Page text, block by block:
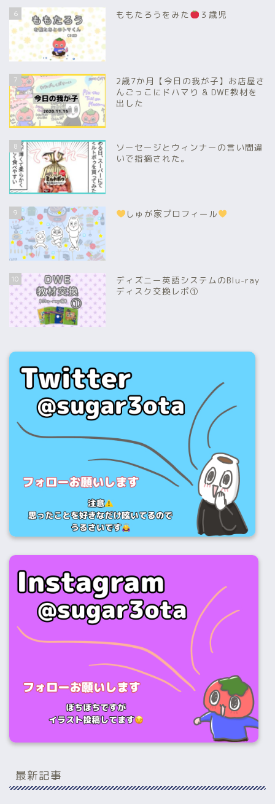
6 ももたろうをみた ３歳児
7
2歳7か月【今日の我が子】お店屋さ
んごっこにドハマり & DWE教材を
出した
8
ソーセージとウィンナーの言い間違
いで指摘された。
9 しゅが家プロフィール
10
ディズニー英語システムのBlu-ray
ディスク交換レポ①
最新記事